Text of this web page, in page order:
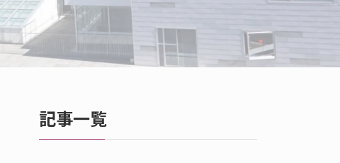
記事一覧